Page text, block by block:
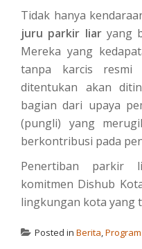
Tidak hanya
juru parkir liaryang
Mereka yang
tanpa karcis
ditentukan akan
bagian dari upaya
(pungli) yang
berkontribusi pada
Penertiban parkir
komitmen Dishub
lingkungan kota yang
Posted in Berita,